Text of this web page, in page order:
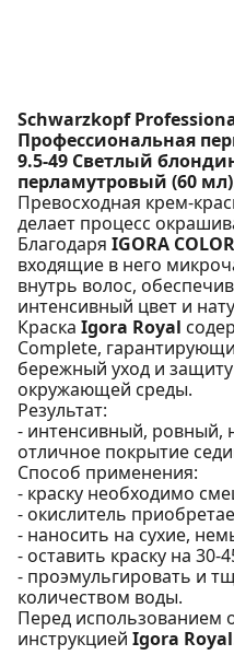
Schwarzkopf
Профессиональная
9.5-49 Светлый
перламутровый (60 мл)
Превосходная крем-
делает процесс
Благодаря IGORA
входящие в него
внутрь волос,
интенсивный цвет и
Краска Igora Royal
Complete,
бережный уход и
окружающей среды.
Результат:
- интенсивный, ровный,
отличное покрытие
Способ применения:
- краску необходимо
- окислитель
- наносить на сухие,
- оставить краску на 30-
- проэмульгировать и
количеством воды.
Перед использованием
инструкцией Igora Royal